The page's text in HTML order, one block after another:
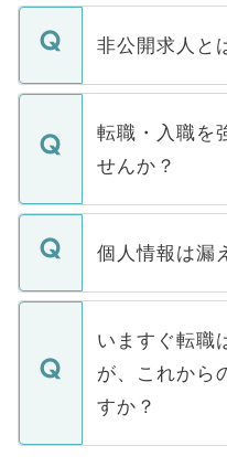
ご登録いただき
登録内容を確認
ます。通常、5
いただきますの
非公開求人と
マイナビ
うち約3割は、
けない「非公開
下記の理由によ
ません。
■応募殺到を避
関を公にしてし
に、医療機関が
みを人材紹介会
ています。
転職・入職を
せんか？
転職・入職を強
ん。また、仮に
定を承諾する必
の辞退の連絡は
個人情報は漏
個人情報が漏え
で、ご安心くだ
などで収集した
ご本人のキャリ
支援を目的に使
ているすべての
いますぐ転職
が、これから
すか？